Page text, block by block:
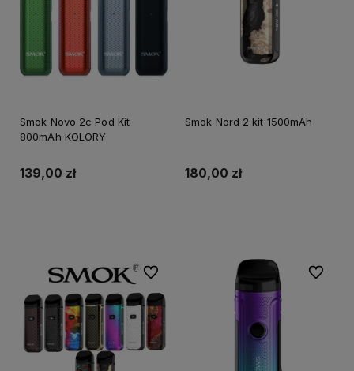
Smok Novo 2c Pod Kit
800mAh KOLORY
139,00 zł
Smok Nord 2 kit 1500mAh
180,00 zł
Do ulubionych Do